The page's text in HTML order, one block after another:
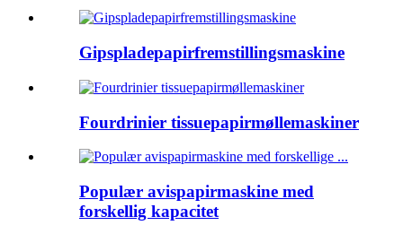
Gipspladepapirfremstillingsmaskine
Fourdrinier tissuepapirmøllemaskiner
Populær avispapirmaskine med
forskellig kapacitet